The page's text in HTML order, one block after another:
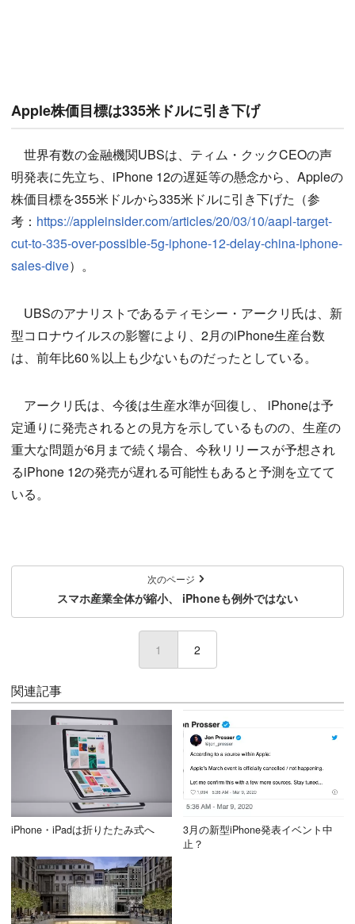
Apple株価目標は335米ドルに引き下げ
世界有数の金融機関UBSは、ティム・クックCEOの声
明発表に先立ち、iPhone 12の遅延等の懸念から、Appleの
株価目標を355米ドルから335米ドルに引き下げた（参
考： https://appleinsider.com/articles/20/03/10/aapl-target-
cut-to-335-over-possible-5g-iphone-12-delay-china-iphone-
sales-dive）。
UBSのアナリストであるティモシー・アークリ氏は、新
型コロナウイルスの影響により、2月のiPhone生産台数
は、前年比60％以上も少ないものだったとしている。
アークリ氏は、今後は生産水準が回復し、 iPhoneは予
定通りに発売されるとの見方を示しているものの、生産の
重大な問題が6月まで続く場合、今秋リリースが予想され
るiPhone 12の発売が遅れる可能性もあると予測を立てて
いる。
次のページ
スマホ産業全体が縮小、 iPhoneも例外ではない
1 (current)
2
関連記事
iPhone・iPadは折りたたみ式へ
3月の新型iPhone発表イベント中
止？